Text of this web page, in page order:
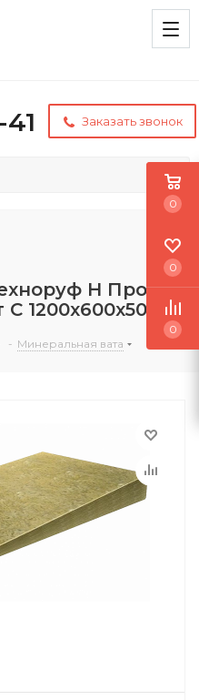
Заказать звонок
Н Проф
1200х600х50 мм
- Минеральная вата
0
0
0